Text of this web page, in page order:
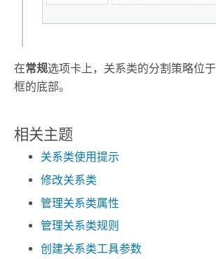
在常规选项卡上，关系类的分割策略位于
框的底部。
相关主题
关系类使用提示
修改关系类
管理关系类属性
管理关系类规则
创建关系类工具参数